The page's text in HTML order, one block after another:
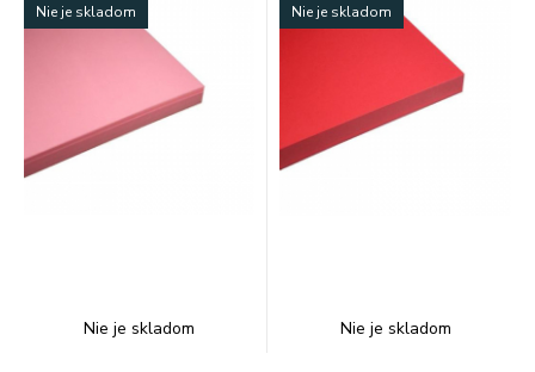
Nie je skladom
Nie je skladom
Nie je skladom
Nie je skladom